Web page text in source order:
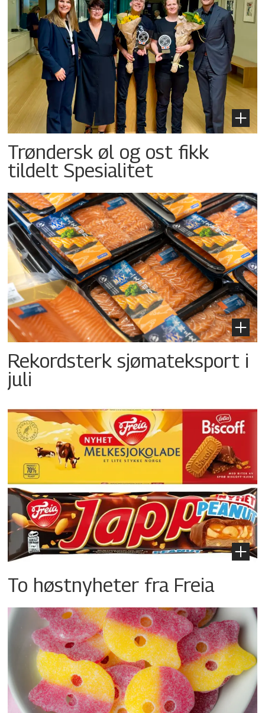
Trøndersk øl og ost fikk
tildelt Spesialitet
Rekordsterk sjømateksport i
juli
To høstnyheter fra Freia